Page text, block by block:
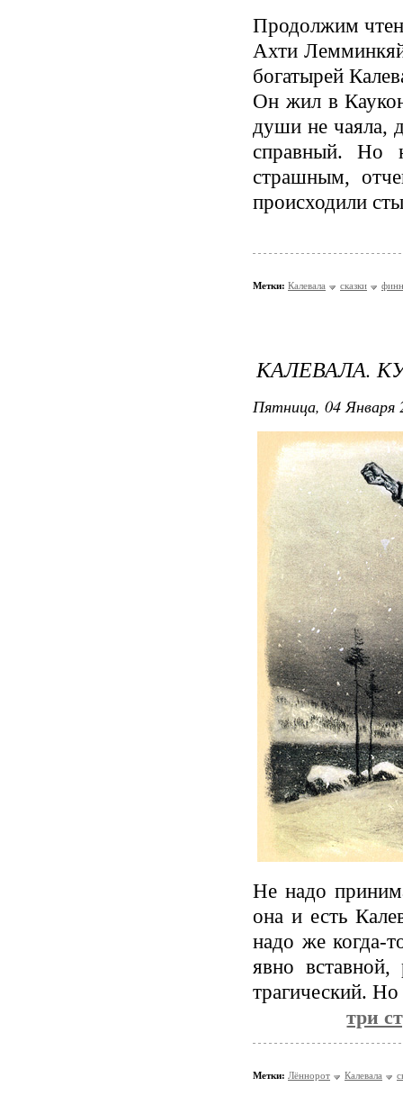
Продолжим
Ахти
богатырей
Он жил в
души не чаяла,
справный. Но
страшным,
происходили
Метки: Калевала сказки
КАЛЕВАЛА.
Пятница, 04 Января
Не надо
она и есть
надо же когда-
явно
трагический.
три
Метки: Лённорот Калевала